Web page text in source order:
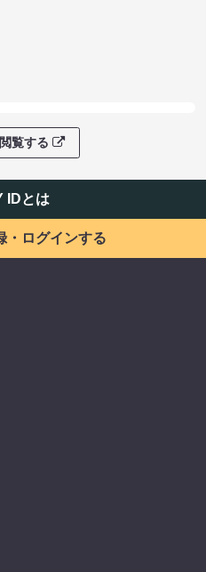
覧する
IDとは
・ログインする